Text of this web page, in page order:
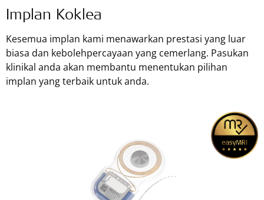
Implan Koklea
Kesemua implan kami menawarkan prestasi yang luar
biasa dan kebolehpercayaan yang cemerlang. Pasukan
klinikal anda akan membantu menentukan pilihan
implan yang terbaik untuk anda.